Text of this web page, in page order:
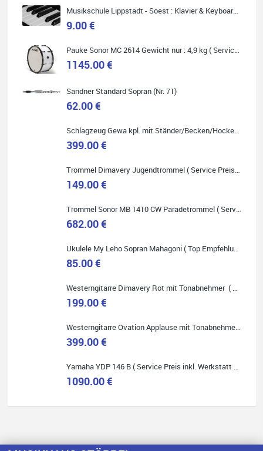
Quelle: Google-Rezension
Marie-Luise Mroß
Ich bin super zufrieden mit meiner neuen Ukulele! Einfach am
Freitag vorbeigekommen, eben geklingelt und top beraten
worden. Ich würde den Besuch im Musikgeschäft Stöppel jedem
Onlineshopping vorziehen.
Quelle: Google-Rezension
Klein...aber fein!
Musikschule Lippstadt - Soest : Klavier & Keyboardunterricht
9.00 €
Pauke Sonor MC 2614 Gewicht nur : 4,9 kg ( Service Preis inkl. Werkstatt Service )
1145.00 €
Sandner Standard Sopran (Nr. 71)
62.00 €
Schlagzeug Gewa kpl. mit Ständer/Becken/Hocker DER RENNER ! (Service Preis inkl. Werkstatt Service)
399.00 €
Trommel Dimavery Jugendtrommel ( Service Preis inkl. Werkstatt Service )
149.00 €
Trommel Sonor MB 1410 CW Paradetrommel ( Service Preis inkl. Werkstatt Service )
682.00 €
Ukulele My Leho Sopran Mahagoni ( Top Empfehlung ! )
85.00 €
Westerngitarre Dimavery Rot mit Tonabnehmer ( Service Preis inkl. Werkstatt Service )
199.00 €
Westerngitarre Ovation Applause mit Tonabnehmer ( Service Preis inkl. Werkstatt Service )
399.00 €
Yamaha YDP 146 B ( Service Preis inkl. Werkstatt Service )
1090.00 €